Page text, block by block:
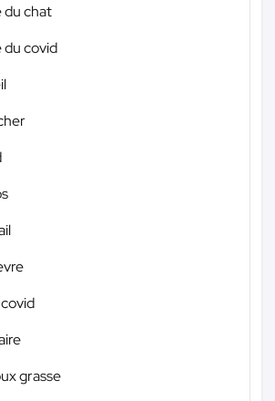
du chat
du covid
grasse